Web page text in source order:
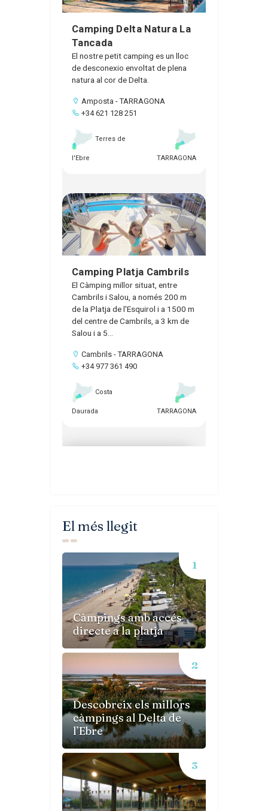
El més llegit
Càmpings amb accés
directe a la platja
Descobreix els millors
càmpings al Delta de
l’Ebre